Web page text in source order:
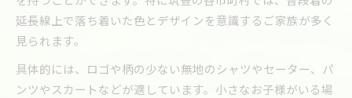
延長線上で落ち着いた色とデザインを意識するご家族が多く
見られます。
具体的には、ロゴや柄の少ない無地のシャツやセーター、パ
ンツやスカートなどが適しています。小さなお子様がいる場